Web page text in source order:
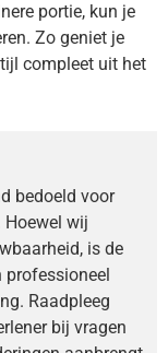
portie, kun je
Zo geniet je
compleet uit het
bedoeld voor
Hoewel wij
is de
Raadpleeg
bij vragen